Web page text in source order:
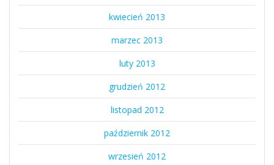
kwiecień 2013
marzec 2013
luty 2013
grudzień 2012
listopad 2012
październik 2012
wrzesień 2012